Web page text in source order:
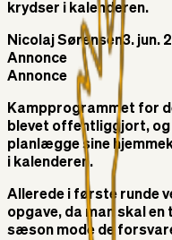
krydser i kalenderen.
Nicolaj Sørensen3. jun.
Annonce
Annonce
Kampprogrammet for
blevet offentliggjort, og
planlægge sine
i kalenderen.
Allerede i første runde
opgave, da man skal en
sæson mode de